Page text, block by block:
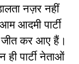
नज़र नहीं
आदमी पार्टी
जीत कर आए हैं।
ही पार्टी नेताओं